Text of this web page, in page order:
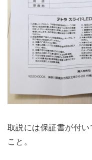
取説には保証書が付
こと。